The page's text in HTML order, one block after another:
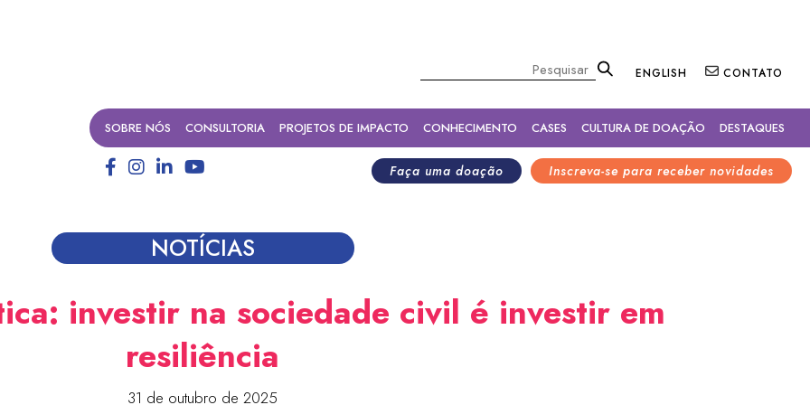
ENGLISH CONTATO
SOBRE NÓS CONSULTORIA PROJETOS DE IMPACTO CONHECIMENTO CASES CULTURA DE DOAÇÃO DESTAQUES
Inscreva-se para receber novidades
Faça uma doação
NOTÍCIAS
investir na sociedade civil é investir em
resiliência
31 de outubro de 2025